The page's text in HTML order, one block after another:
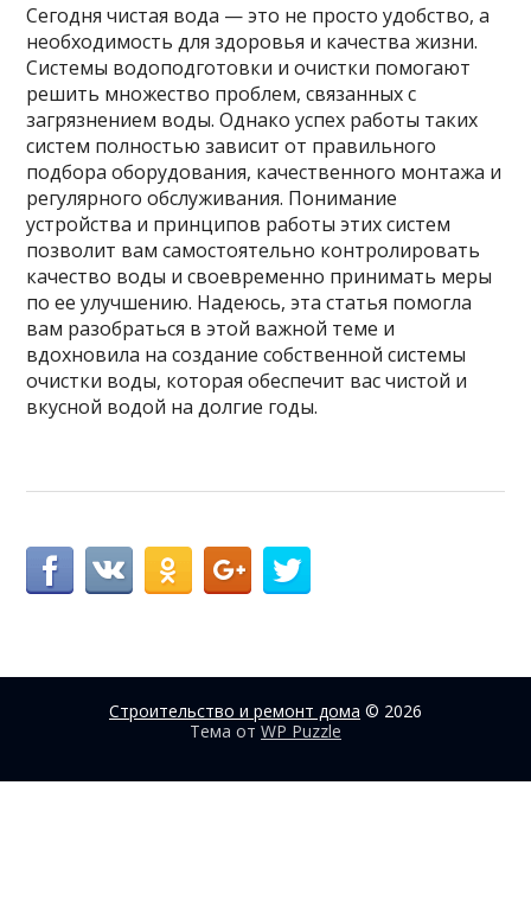
Сегодня чистая вода — это не просто удобство, а
необходимость для здоровья и качества жизни.
Системы водоподготовки и очистки помогают
решить множество проблем, связанных с
загрязнением воды. Однако успех работы таких
систем полностью зависит от правильного
подбора оборудования, качественного монтажа и
регулярного обслуживания. Понимание
устройства и принципов работы этих систем
позволит вам самостоятельно контролировать
качество воды и своевременно принимать меры
по ее улучшению. Надеюсь, эта статья помогла
вам разобраться в этой важной теме и
вдохновила на создание собственной системы
очистки воды, которая обеспечит вас чистой и
вкусной водой на долгие годы.
Строительство и ремонт дома © 2026
Тема от WP Puzzle